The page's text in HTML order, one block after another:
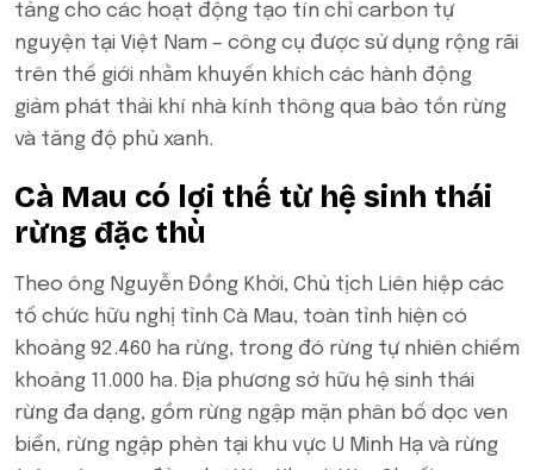
tảng cho các hoạt động tạo tín chỉ carbon tự
nguyện tại Việt Nam – công cụ được sử dụng rộng rãi
trên thế giới nhằm khuyến khích các hành động
giảm phát thải khí nhà kính thông qua bảo tồn rừng
và tăng độ phủ xanh.
Cà Mau có lợi thế từ hệ sinh thái
rừng đặc thù
Theo ông Nguyễn Đồng Khởi, Chủ tịch Liên hiệp các
tổ chức hữu nghị tỉnh Cà Mau, toàn tỉnh hiện có
khoảng 92.460 ha rừng, trong đó rừng tự nhiên chiếm
khoảng 11.000 ha. Địa phương sở hữu hệ sinh thái
rừng đa dạng, gồm rừng ngập mặn phân bố dọc ven
biển, rừng ngập phèn tại khu vực U Minh Hạ và rừng